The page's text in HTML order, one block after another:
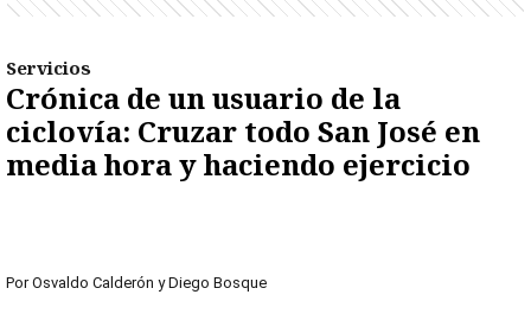
Servicios
Crónica de un usuario de la
ciclovía: Cruzar todo San José en
media hora y haciendo ejercicio
Por Osvaldo Calderón y Diego Bosque